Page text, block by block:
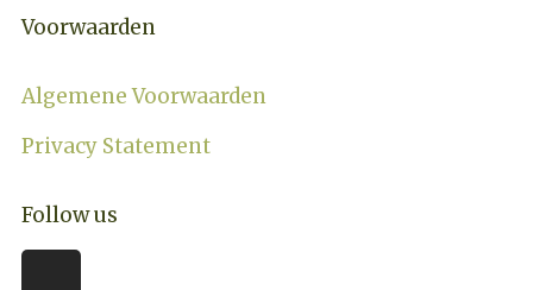
Voorwaarden
Algemene Voorwaarden
Privacy Statement
Follow us